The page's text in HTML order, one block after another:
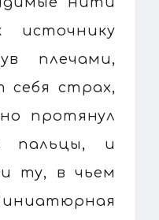
плечами,
себя страх,
протянул
пальцы, и
ту, в чьем